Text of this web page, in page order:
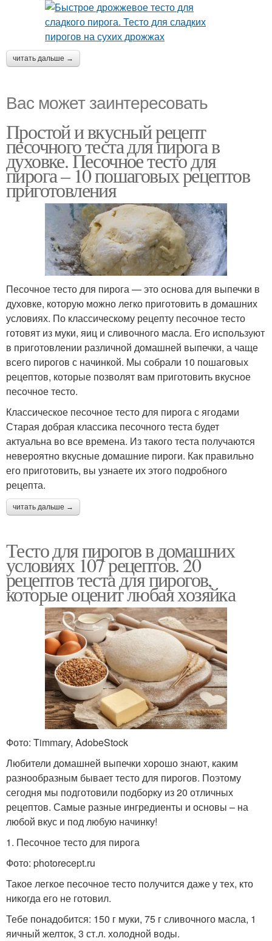
читать дальше →
Вас может заинтересовать
Простой и вкусный рецепт
песочного теста для пирога в
духовке. Песочное тесто для
пирога – 10 пошаговых рецептов
приготовления
Песочное тесто для пирога — это основа для выпечки в
духовке, которую можно легко приготовить в домашних
условиях. По классическому рецепту песочное тесто
готовят из муки, яиц и сливочного масла. Его используют
в приготовлении различной домашней выпечки, а чаще
всего пирогов с начинкой. Мы собрали 10 пошаговых
рецептов, которые позволят вам приготовить вкусное
песочное тесто.
Классическое песочное тесто для пирога с ягодами
Старая добрая классика песочного теста будет
актуальна во все времена. Из такого теста получаются
невероятно вкусные домашние пироги. Как правильно
его приготовить, вы узнаете их этого подробного
рецепта.
читать дальше →
Тесто для пирогов в домашних
условиях 107 рецептов. 20
рецептов теста для пирогов,
которые оценит любая хозяйка
Фото: Timmary, AdobeStock
Любители домашней выпечки хорошо знают, каким
разнообразным бывает тесто для пирогов. Поэтому
сегодня мы подготовили подборку из 20 отличных
рецептов. Самые разные ингредиенты и основы – на
любой вкус и под любую начинку!
1. Песочное тесто для пирога
Фото: photorecept.ru
Такое легкое песочное тесто получится даже у тех, кто
никогда его не готовил.
Тебе понадобится: 150 г муки, 75 г сливочного масла, 1
яичный желток, 3 ст.л. холодной воды.